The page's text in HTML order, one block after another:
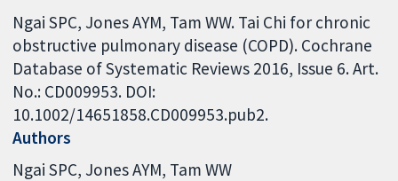
Ngai SPC, Jones AYM, Tam WW. Tai Chi for chronic
obstructive pulmonary disease (COPD). Cochrane
Database of Systematic Reviews 2016, Issue 6. Art.
No.: CD009953. DOI:
10.1002/14651858.CD009953.pub2.
Authors
Ngai SPC Jones AYM Tam WW